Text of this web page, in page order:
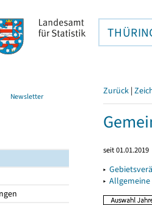
Newsletter Zurück |
seit 01.01.2019
▸
▸